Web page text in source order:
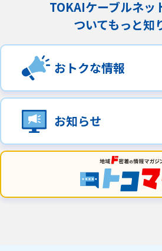
TOKAIケーブルネッ
ついてもっと知
おトクな情報
お知らせ